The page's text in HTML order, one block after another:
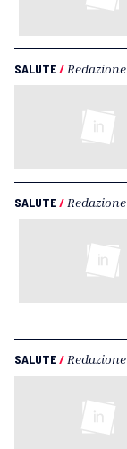
SALUTE/ Redazione
SALUTE/ Redazione
SALUTE/ Redazione